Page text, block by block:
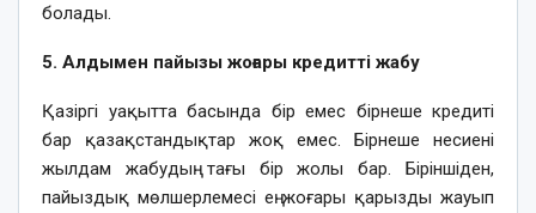
болады.
5. Алдымен пайызы жоғары кредитті жабу
Қазіргі уақытта басында бір емес бірнеше кредиті
бар қазақстандықтар жоқ емес. Бірнеше несиені
жылдам жабудың тағы бір жолы бар. Біріншіден,
пайыздық мөлшерлемесі ең жоғары қарызды жауып